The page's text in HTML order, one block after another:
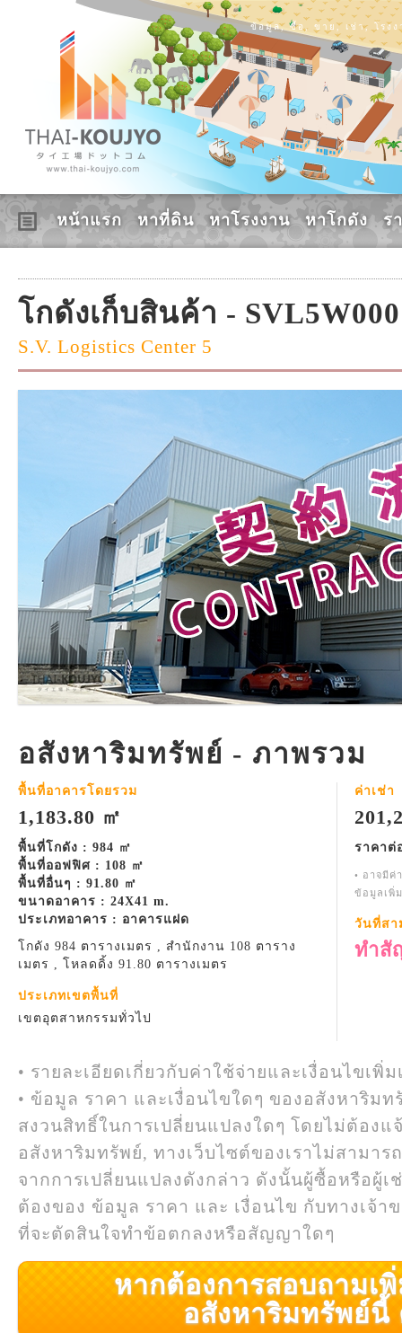
ข้อมูล, ซื้อ, ขาย, เช่า, โรง
หน้าแรก หาที่ดิน หาโรงงาน หาโกดัง ร
โกดังเก็บสินค้า -
S.V. Logistics Center 5
อสังหาริมทรัพย์ - ภาพรวม
พื้นที่อาคารโดยรวม
1,183.80 ㎡
พื้นที่โกดัง : 984 ㎡
พื้นที่ออฟฟิศ : 108 ㎡
พื้นที่อื่นๆ : 91.80 ㎡
ขนาดอาคาร : 24X41 m.
ประเภทอาคาร : อาคารแฝด
โกดัง 984 ตารางเมตร , สำนักงาน 108 ตาราง
เมตร , โหลดดิ้ง 91.80 ตารางเมตร
ประเภทเขตพื้นที่
เขตอุตสาหกรรมทั่วไป
ค่าเช่า
ราคาต่
• อาจมีค่
ข้อมูลเพิ่
วันที่สา
ทำสั
• รายละเอียดเกี่ยวกับค่าใช้จ่ายและเงื่อนไขเ
• ข้อมูล ราคา และเงื่อนไขใดๆ ของอสังหาริม
สงวนสิทธิ์ในการเปลี่ยนแปลงใดๆ โดยไม่ต้องแ
อสังหาริมทรัพย์, ทางเว็บไซต์ของเราไม่สามา
จากการเปลี่ยนแปลงดังกล่าว ดังนั้นผู้ซื้อหรือผู้
ต้องของ ข้อมูล ราคา และ เงื่อนไข กับทางเจ้
ที่จะตัดสินใจทำข้อตกลงหรือสัญญาใดๆ
หากต้องการสอบถามเ
อสังหาริมทรัพย์นี้